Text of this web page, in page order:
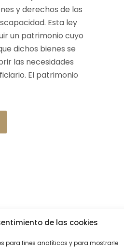
de las cookies
para fines analíticos y para mostrarle
y derechos de las
Esta ley
un patrimonio cuyo
dichos bienes se
las necesidades
El patrimonio